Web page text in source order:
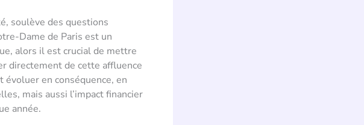
soulève des questions
Dame de Paris est un
alors il est crucial de mettre
directement de cette affluence
en conséquence, en
mais aussi l’impact financier
année.